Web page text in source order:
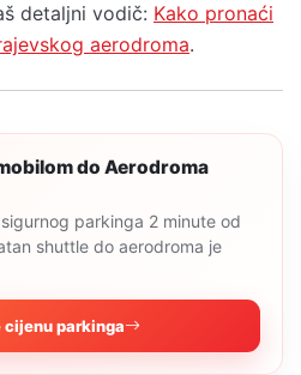
detaljni vodič: Kako pronaći
aerodroma.
do Aerodroma
parkinga 2 minute od
shuttle do aerodroma je
cijenu parkinga